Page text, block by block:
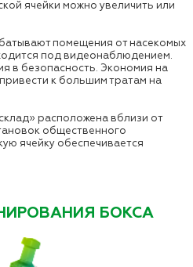
ячейки можно увеличить или
помещения от насекомых
под видеонаблюдением.
в безопасность. Экономия на
к большим тратам на
расположена вблизи от
общественного
ячейку обеспечивается
БОКСА